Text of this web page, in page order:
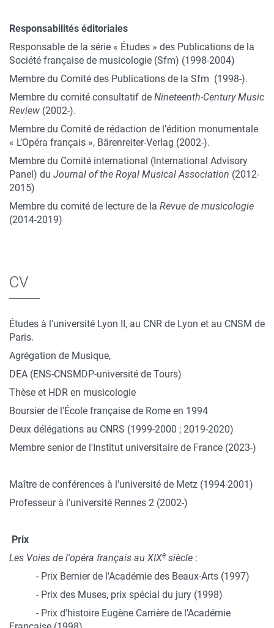
Responsabilités éditoriales
Responsable de la série « Études » des Publications de la
Société française de musicologie (Sfm) (1998-2004)
Membre du Comité des Publications de la Sfm (1998-).
Membre du comité consultatif de Nineteenth-Century Music
Review (2002-).
Membre du Comité de rédaction de l’édition monumentale
« L’Opéra français », Bärenreiter-Verlag (2002-).
Membre du Comité international (International Advisory
Panel) du Journal of the Royal Musical Association (2012-
2015)
Membre du comité de lecture de la Revue de musicologie
(2014-2019)
CV
Études à l'université Lyon II, au CNR de Lyon et au CNSM de
Paris.
Agrégation de Musique,
DEA (ENS-CNSMDP-université de Tours)
Thèse et HDR en musicologie
Boursier de l'École française de Rome en 1994
Deux délégations au CNRS (1999-2000 ; 2019-2020)
Membre senior de l'Institut universitaire de France (2023-)
Maître de conférences à l'université de Metz (1994-2001)
Professeur à l'université Rennes 2 (2002-)
Prix
Les Voies de l'opéra français au XIXe siècle :
- Prix Bernier de l'Académie des Beaux-Arts (1997)
- Prix des Muses, prix spécial du jury (1998)
- Prix d'histoire Eugène Carrière de l'Académie